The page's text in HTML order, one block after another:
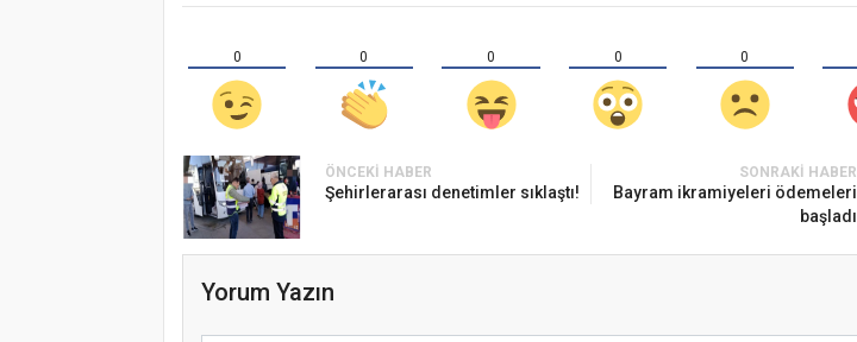
0 0 0 0 0
ÖNCEKI HABER
Şehirlerarası denetimler sıklaştı!
SONRAKI HABER
Bayram ikramiyeleri ödemeleri
başladı
Yorum Yazın